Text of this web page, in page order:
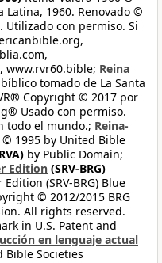
Latina, 1960. Renovado ©
Utilizado con permiso. Si
www.rvr60.bible; Reina
tomado de La Santa
Copyright © 2017 por
Usado con permiso.
todo el mundo.; Reina-
1995 by United Bible
by Public Domain;
Edition (SRV-BRG)
(SRV-BRG) Blue
© 2012/2015 BRG
All rights reserved.
in U.S. Patent and
en lenguaje actual
Societies